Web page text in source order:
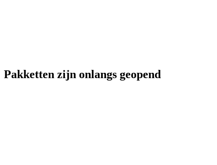
Pakketten zijn onlangs geopend